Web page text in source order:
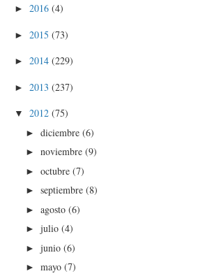
► 2016 (4)
► 2015 (73)
► 2014 (229)
► 2013 (237)
▼ 2012 (75)
►diciembre(6)
►noviembre(9)
►octubre(7)
►septiembre(8)
►agosto(6)
►julio(4)
►junio(6)
►mayo(7)